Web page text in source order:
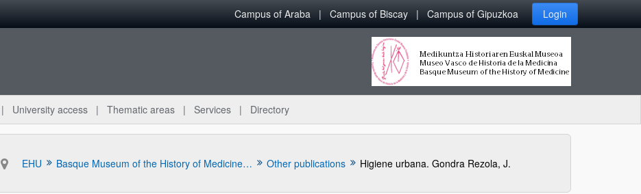
Campus of Araba Campus of Biscay Campus of Gipuzkoa Login
University access Thematic areas Services Directory
EHU Basque Museum of the History of Medicine and Science Other publications Higiene urbana. Gondra Rezola, J.